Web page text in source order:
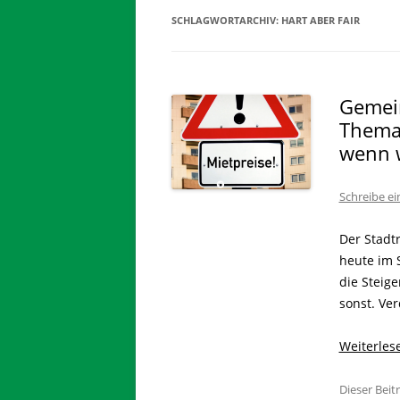
SCHLAGWORTARCHIV: HART ABER FAIR
wenn
Schreibe
Der
heute im
die
sonst.
Dieser